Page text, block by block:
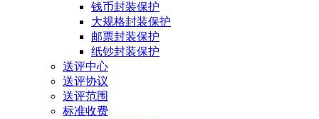
钱币封装保护
大规格封装保护
邮票封装保护
纸钞封装保护
送评中心
送评协议
送评范围
标准收费